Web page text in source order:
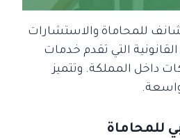
للمحاماة والاستشارات
القانونية التي تقدم خدمات
داخل المملكة. وتتميز
واسعة.
للمحاماة